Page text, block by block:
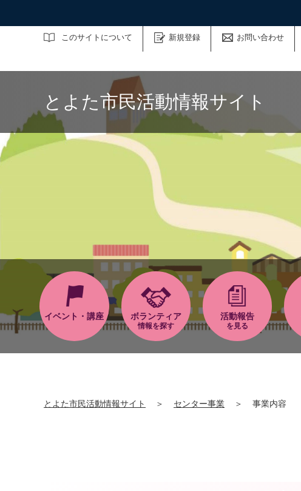
このサイトについて 新規登録 お問い合わせ
サイト内検索
とよた市民活動情報サイト
イベント・講座 ボランティア
情報を探す
活動報告
を見る
とよた市民活動情報サイト ＞ センター事業 ＞ 事業内容